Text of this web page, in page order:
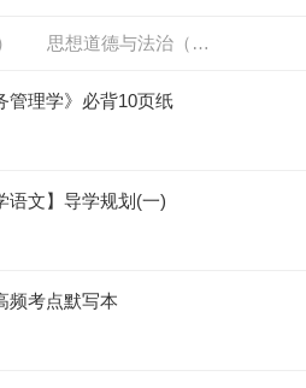
思想道德与法治（代
码:15042）
（二/专升本）
码:04729）
法概论（财经类）
码:00067）
中级财务会计（代
管理学》必背10页纸
语文】导学规划(一)
频考点默写本